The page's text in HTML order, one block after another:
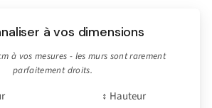
à vos dimensions
à vos mesures - les murs sont rarement
parfaitement droits.
↕ Hauteur